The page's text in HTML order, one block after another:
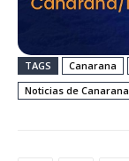
TAGS Canarana
Noticias de Canarana